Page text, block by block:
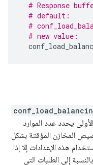
# Response
# default:
#
# new value:
يحدد عدد الموارد
المخازن المؤقتة بشكل
هذه الإعدادات إلا إذا
من 1 كيلوبايت. بالنسبة إلى الطلبات التي